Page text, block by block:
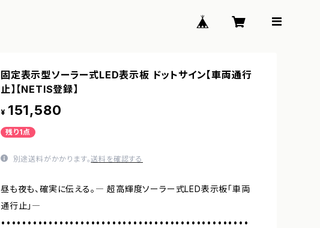
固定表示型ソーラー式LED表示板 ドットサイン【車両通行
止】【NETIS登録】
¥ 151,580
残り1点
別途送料がかかります。送料を確認する
昼も夜も、確実に伝える。― 超高輝度ソーラー式LED表示板「車両
通行止」―
•••••••••••••••••••••••••••••••••••••••••••••••